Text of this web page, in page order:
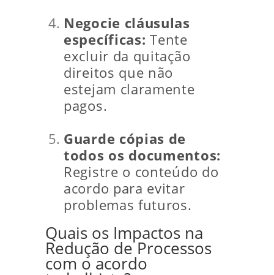
Negocie cláusulas
específicas: Tente
excluir da quitação
direitos que não
estejam claramente
pagos.
Guarde cópias de
todos os documentos:
Registre o conteúdo do
acordo para evitar
problemas futuros.
Quais os Impactos na
Redução de Processos
com o acordo